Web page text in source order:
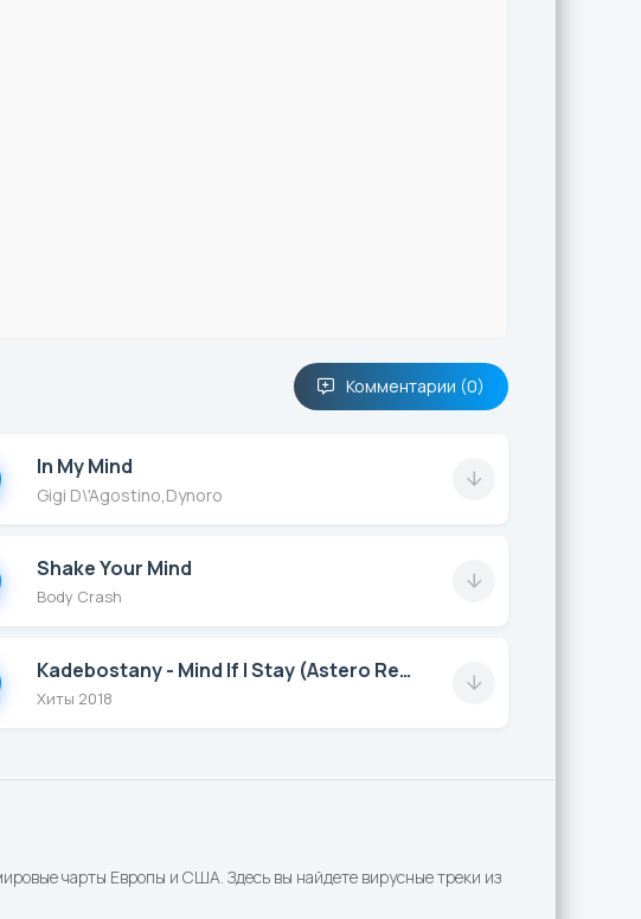
чарты Европы и США. Здесь вы найдете вирусные треки из
Комментарии (0)
In My Mind
Gigi D\'Agostino Dynoro
Shake Your Mind
Body Crash
Kadebostany - Mind If I Stay (Astero Remix)
Хиты 2018